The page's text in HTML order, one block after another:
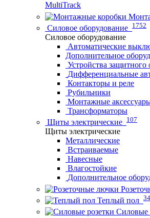
MultiTrack
Силовое оборудование 1752
Силовое оборудование
Автоматические
Дополнительное
Устройства
Дифференциальные
Контакторы и реле
Рубильники
Монтажные
Трансформаторы
Щиты электрические 107
Щиты электрические
Металлические
Встраиваемые
Навесные
Влагостойкие
Дополнительное
Теплый пол 34
Силовые